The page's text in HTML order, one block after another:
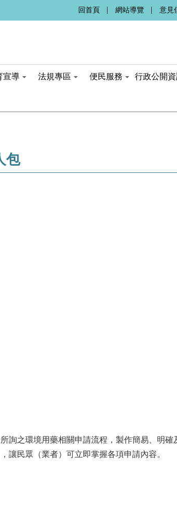
回首頁 網站導覽 意見
宣導 法規專區 便民服務 行政公開
包
詢之環境用藥相關申請流程，製作簡易、明
讓民眾（業者）可立即掌握各項申請內容。